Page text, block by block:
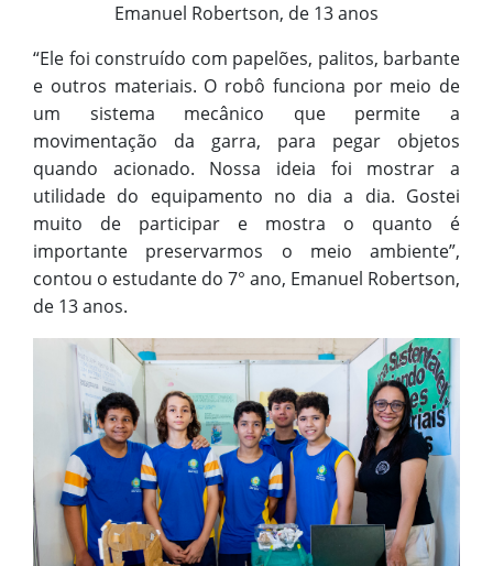
Emanuel Robertson, de 13 anos
“Ele foi construído com papelões, palitos, barbante
e outros materiais. O robô funciona por meio de
um sistema mecânico que permite a
movimentação da garra, para pegar objetos
quando acionado. Nossa ideia foi mostrar a
utilidade do equipamento no dia a dia. Gostei
muito de participar e mostra o quanto é
importante preservarmos o meio ambiente”,
contou o estudante do 7° ano, Emanuel Robertson,
de 13 anos.